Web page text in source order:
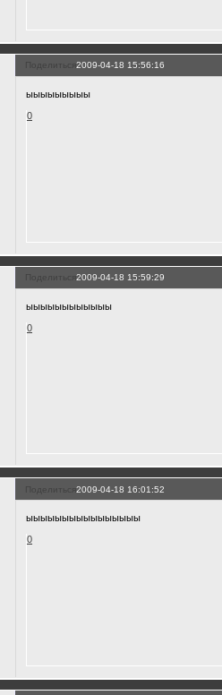
Поделиться2009-04-18 15:56:16
ыыыыыыыыы
0
Поделиться2009-04-18 15:59:29
ыыыыыыыыыыыы
0
Поделиться2009-04-18 16:01:52
ыыыыыыыыыыыыыыыы
0